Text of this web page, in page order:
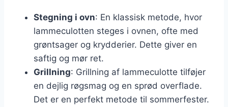
Stegning i ovn: En klassisk metode, hvor
lammeculotten steges i ovnen, ofte med
grøntsager og krydderier. Dette giver en
saftig og mør ret.
Grillning: Grillning af lammeculotte tilføjer
en dejlig røgsmag og en sprød overflade.
Det er en perfekt metode til sommerfester.